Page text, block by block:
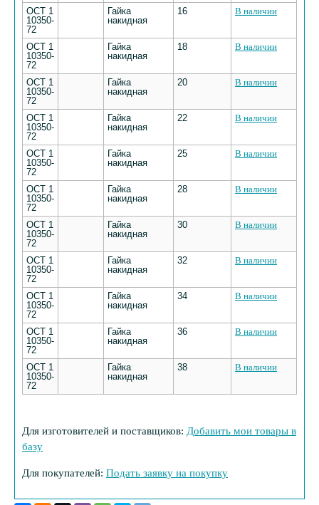
ОСТ 1
10350-
72
Гайка
накидная
16 В наличии
ОСТ 1
10350-
72
Гайка
накидная
18 В наличии
ОСТ 1
10350-
72
Гайка
накидная
20 В наличии
ОСТ 1
10350-
72
Гайка
накидная
22 В наличии
ОСТ 1
10350-
72
Гайка
накидная
25 В наличии
ОСТ 1
10350-
72
Гайка
накидная
28 В наличии
ОСТ 1
10350-
72
Гайка
накидная
30 В наличии
ОСТ 1
10350-
72
Гайка
накидная
32 В наличии
ОСТ 1
10350-
72
Гайка
накидная
34 В наличии
ОСТ 1
10350-
72
Гайка
накидная
36 В наличии
ОСТ 1
10350-
72
Гайка
накидная
38 В наличии
Для изготовителей и поставщиков: Добавить мои товары в
базу
Для покупателей: Подать заявку на покупку